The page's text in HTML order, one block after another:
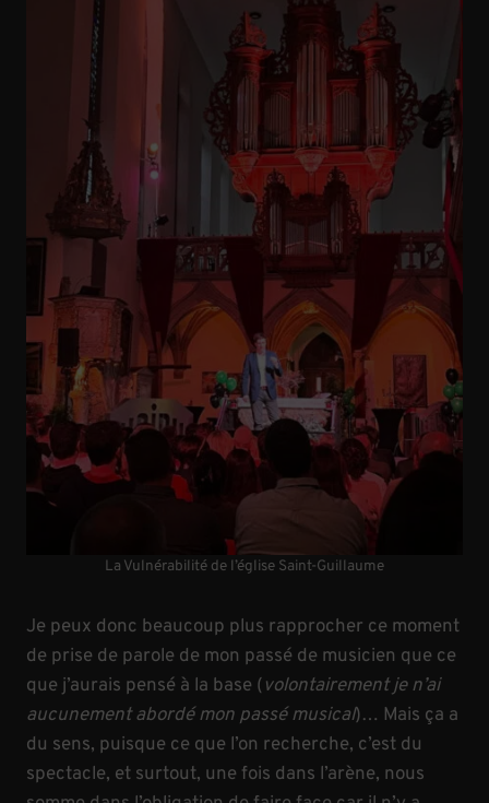
La Vulnérabilité de l’église Saint-Guillaume
Je peux donc beaucoup plus rapprocher ce moment
de prise de parole de mon passé de musicien que ce
que j’aurais pensé à la base (volontairement je n’ai
aucunement abordé mon passé musical)… Mais ça a
du sens, puisque ce que l’on recherche, c’est du
spectacle, et surtout, une fois dans l’arène, nous